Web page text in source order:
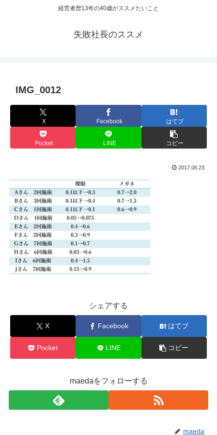
経営者歴13年の40歳がススメたいこと
失敗社長のススメ
IMG_0012
X Facebook はてブ
Pocket LINE コピー
2017.06.23
シェアする
X Facebook はてブ
Pocket LINE コピー
maedaをフォローする
maeda